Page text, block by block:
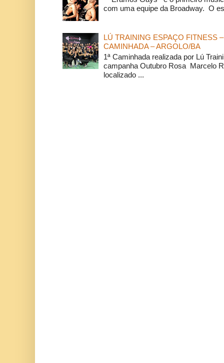
com uma equipe da Broadway. O
LÚ TRAINING ESPAÇO FITNESS
CAMINHADA – ARGOLO/BA
1ª Caminhada realizada por Lú
campanha Outubro Rosa Marcelo
localizado ...